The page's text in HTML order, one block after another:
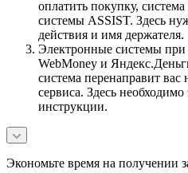
оплатить покупку,
системы ASSIST. Здесь
действия и имя держателя.
Электронные системы при
WebMoney и
система перенаправит
сервиса. Здесь
инструкции.
Экономьте время на получении